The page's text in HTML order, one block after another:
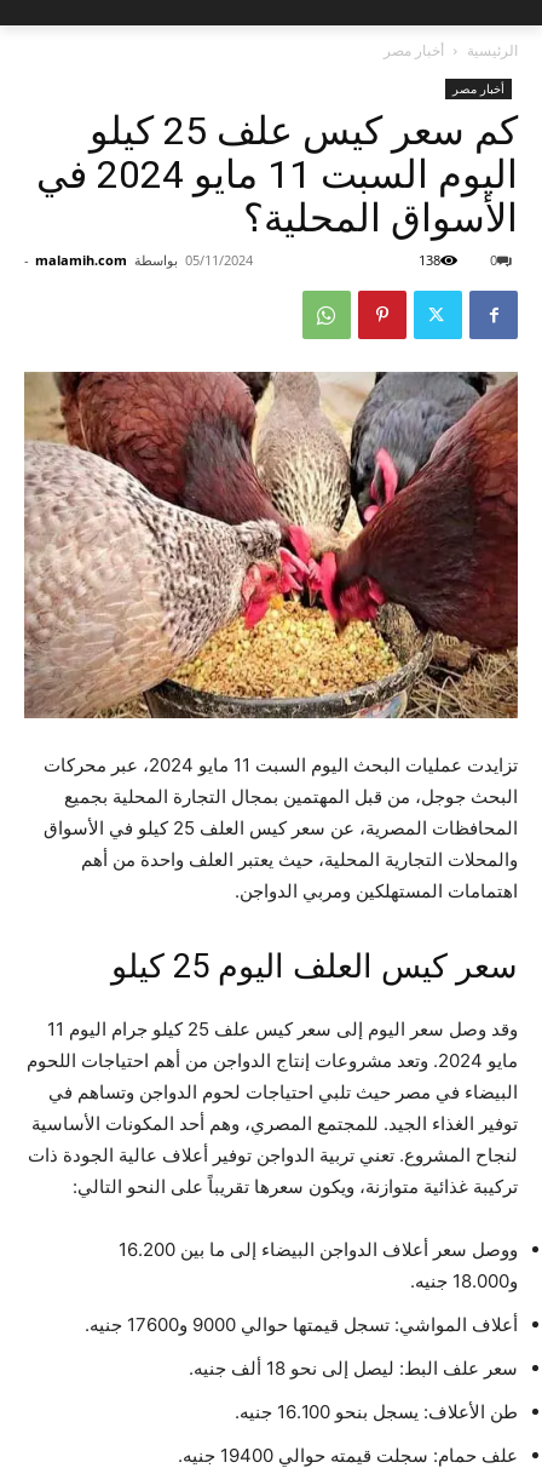
الرئيسية أخبار مصر
أخبار مصر
كم سعر كيس علف 25 كيلو
اليوم السبت 11 مايو 2024 في
الأسواق المحلية؟
بواسطة malamih.com
- 05/11/2024 0
138
تزايدت عمليات البحث اليوم السبت 11 مايو 2024، عبر محركات
البحث جوجل، من قبل المهتمين بمجال التجارة المحلية بجميع
المحافظات المصرية، عن سعر كيس العلف 25 كيلو في الأسواق
والمحلات التجارية المحلية، حيث يعتبر العلف واحدة من أهم
اهتمامات المستهلكين ومربي الدواجن.
سعر كيس العلف اليوم 25 كيلو
وقد وصل سعر اليوم إلى سعر كيس علف 25 كيلو جرام اليوم 11
مايو 2024. وتعد مشروعات إنتاج الدواجن من أهم احتياجات اللحوم
البيضاء في مصر حيث تلبي احتياجات لحوم الدواجن وتساهم في
توفير الغذاء الجيد. للمجتمع المصري، وهم أحد المكونات الأساسية
لنجاح المشروع. تعني تربية الدواجن توفير أعلاف عالية الجودة ذات
تركيبة غذائية متوازنة، ويكون سعرها تقريباً على النحو التالي:
ووصل سعر أعلاف الدواجن البيضاء إلى ما بين 16.200
و18.000 جنيه.
أعلاف المواشي: تسجل قيمتها حوالي 9000 و17600 جنيه.
سعر علف البط: ليصل إلى نحو 18 ألف جنيه.
طن الأعلاف: يسجل بنحو 16.100 جنيه.
علف حمام: سجلت قيمته حوالي 19400 جنيه.